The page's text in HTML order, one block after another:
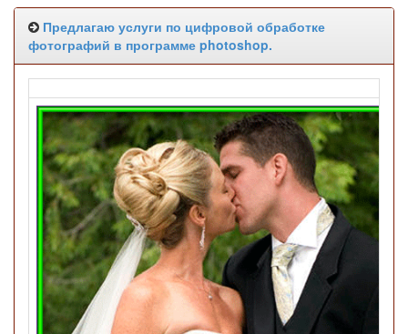
Предлагаю услуги по цифровой обработке
фотографий в программе photoshop.